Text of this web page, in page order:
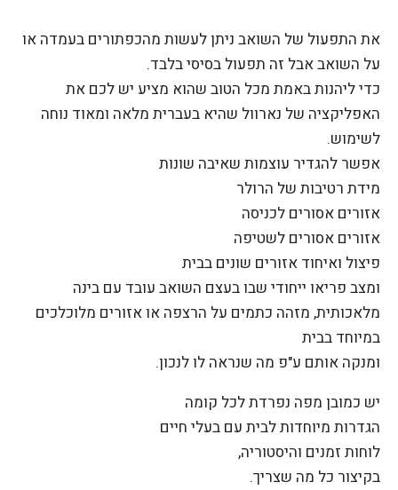
את התפעול של השואב ניתן לעשות מהכפתורים בעמדה או
על השואב אבל זה תפעול בסיסי בלבד.
כדי ליהנות באמת מכל הטוב שהוא מציע יש לכם את
האפליקציה של נארוול שהיא בעברית מלאה ומאוד נוחה
לשימוש.
אפשר להגדיר עוצמות שאיבה שונות
מידת רטיבות של הרולר
אזורים אסורים לכניסה
אזורים אסורים לשטיפה
פיצול ואיחוד אזורים שונים בבית
ומצב פריאו ייחודי שבו בעצם השואב עובד עם בינה
מלאכותית, מזהה כתמים על הרצפה או אזורים מלוכלכים
במיוחד בבית
ומנקה אותם ע"פ מה שנראה לו לנכון.
יש כמובן מפה נפרדת לכל קומה
הגדרות מיוחדות לבית עם בעלי חיים
לוחות זמנים והיסטוריה,
בקיצור כל מה שצריך.